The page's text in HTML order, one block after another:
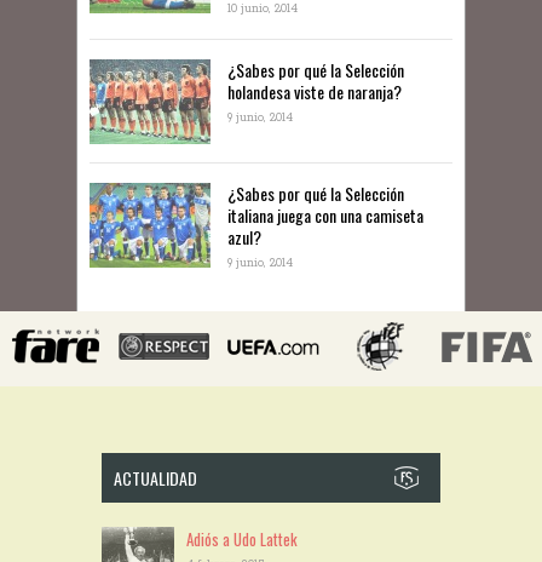
10 junio, 2014
​¿Sabes por qué la Selección
holandesa viste de naranja?
9 junio, 2014
¿Sabes por qué la Selección
italiana juega con una camiseta
azul?
9 junio, 2014
ACTUALIDAD
Adiós a Udo Lattek